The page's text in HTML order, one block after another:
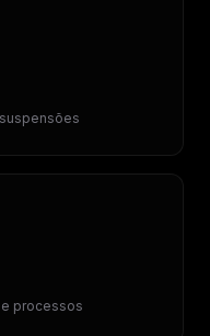
processos